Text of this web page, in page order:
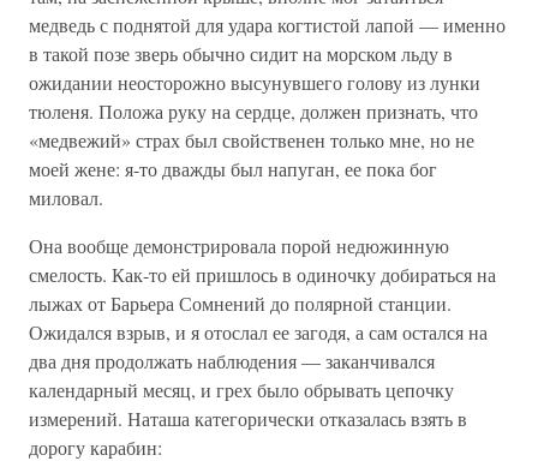
медведь с поднятой для удара когтистой лапой — именно
в такой позе зверь обычно сидит на морском льду в
ожидании неосторожно высунувшего голову из лунки
тюленя. Положа руку на сердце, должен признать, что
«медвежий» страх был свойственен только мне, но не
моей жене: я-то дважды был напуган, ее пока бог
миловал.
Она вообще демонстрировала порой недюжинную
смелость. Как-то ей пришлось в одиночку добираться на
лыжах от Барьера Сомнений до полярной станции.
Ожидался взрыв, и я отослал ее загодя, а сам остался на
два дня продолжать наблюдения — заканчивался
календарный месяц, и грех было обрывать цепочку
измерений. Наташа категорически отказалась взять в
дорогу карабин: